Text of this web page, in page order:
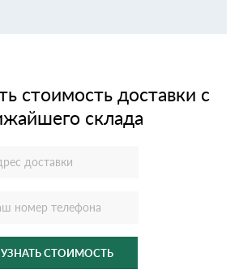
стоимость доставки с
склада
УЗНАТЬ СТОИМОСТЬ